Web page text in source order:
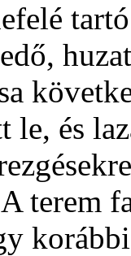
és
terem